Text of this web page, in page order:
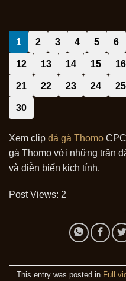
1 2 3 4 5 6
12 13 14 15 16
21 22 23 24 25
30
Xem clip đá gà Thomo
gà Thomo với những trận
và diễn biến kịch tính.
Post Views: 2
This entry was posted in Full